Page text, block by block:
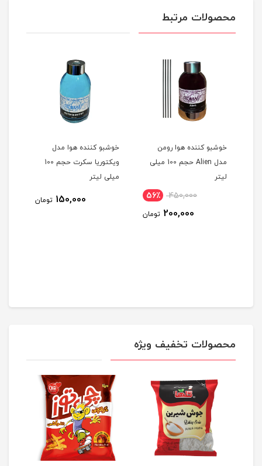
محصولات مرتبط
خوشبو کننده هوا رومن
مدل Alien حجم 100 میلی
لیتر
450,000 56٪
200,000 تومان
خوشبو کننده هوا مدل
ویکتوریا سکرت حجم 100
میلی لیتر
150,000 تومان
محصولات تخفیف ویژه